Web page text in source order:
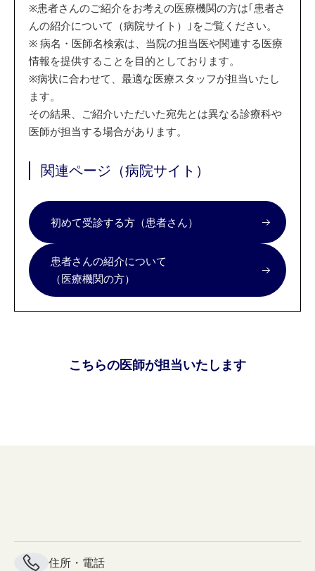
※患者さんのご紹介をお考えの医療機関の方は｢患者さ
んの紹介について（病院サイト）｣をご覧ください。
※ 病名・医師名検索は、当院の担当医や関連する医療
情報を提供することを目的としております。
※病状に合わせて、最適な医療スタッフが担当いたし
ます。
その結果、ご紹介いただいた宛先とは異なる診療科や
医師が担当する場合があります。
関連ページ（病院サイト）
初めて受診する方（患者さん）
患者さんの紹介について
（医療機関の方）
こちらの医師が担当いたします
住所・電話